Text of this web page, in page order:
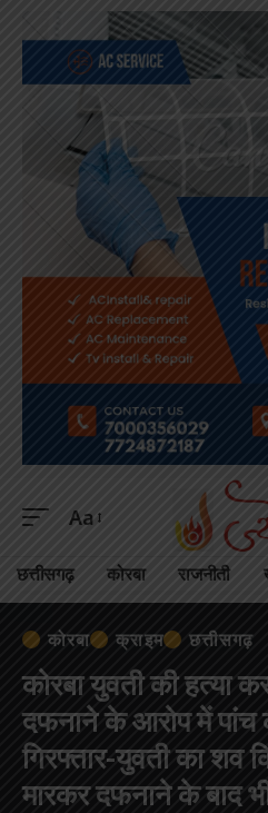
Aa
छत्तीसगढ़ कोरबा राजनीती
कोरबा क्राइम छत्तीसगढ़
कोरबा युवती की हत्या
दफनाने के आरोप में पांच
गिरफ्तार-युवती का शव
मारकर दफनाने के बाद